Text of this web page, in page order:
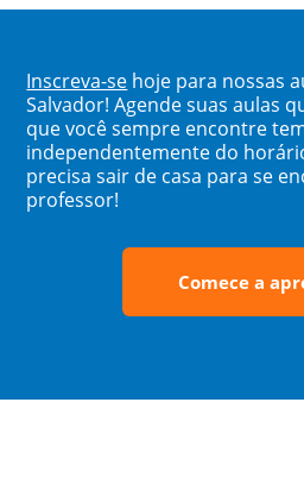
Inscreva-se hoje para nossas
Salvador! Agende suas aulas
que você sempre encontre
independentemente do
precisa sair de casa para se
professor!
Comece a